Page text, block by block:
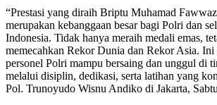
“Prestasi yang diraih Briptu Muhamad
merupakan kebanggaan besar bagi Polri dan
Indonesia. Tidak hanya meraih medali emas,
memecahkan Rekor Dunia dan Rekor Asia.
personel Polri mampu bersaing dan unggul di
melalui disiplin, dedikasi, serta latihan yang
Pol. Trunoyudo Wisnu Andiko di Jakarta,